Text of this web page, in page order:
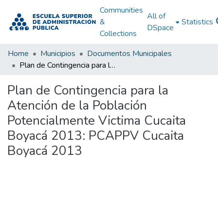
Communities
&
Collections
All of
DSpace
Statistics
Home Municipios
Documentos Municipales
Plan de Contingencia para la Atención de la Población Potencialmente Victima Cucaita Boyacá 2013: PCAPPV Cucaita Boyacá 2013
Plan de Contingencia para la
Atención de la Población
Potencialmente Victima Cucaita
Boyacá 2013: PCAPPV Cucaita
Boyacá 2013